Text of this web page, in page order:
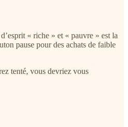
« riche » et « pauvre » est la
pause pour des achats de faible
tenté, vous devriez vous